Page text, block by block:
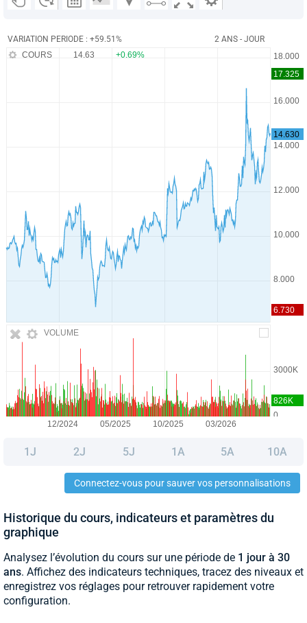
VARIATION PERIODE : +59.51% 2 ANS - JOUR
VOLUME
COURS 14.63 +0.69%
1J 2J 5J 1A 5A 10A
Connectez-vous pour sauver vos personnalisations
Historique du cours, indicateurs et paramètres du
graphique
Analysez l’évolution du cours sur une période de 1 jour à 30
ans. Affichez des indicateurs techniques, tracez des niveaux et
enregistrez vos réglages pour retrouver rapidement votre
configuration.